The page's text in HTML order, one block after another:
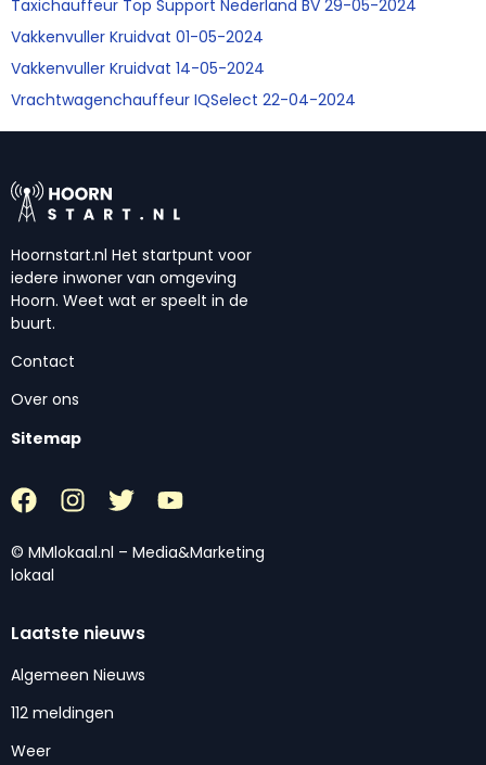
Taxichauffeur Top Support Nederland BV 29-05-2024
Vakkenvuller Kruidvat 01-05-2024
Vakkenvuller Kruidvat 14-05-2024
Vrachtwagenchauffeur IQSelect 22-04-2024
Hoornstart.nl Het startpunt voor
iedere inwoner van omgeving
Hoorn. Weet wat er speelt in de
buurt.
Contact
Over ons
Sitemap
© MMlokaal.nl – Media&Marketing
lokaal
Laatste nieuws
Algemeen Nieuws
112 meldingen
Weer